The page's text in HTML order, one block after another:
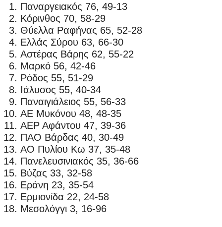
Παναργειακός 76, 49-13
Κόρινθος 70, 58-29
Θύελλα Ραφήνας 65, 52-28
Ελλάς Σύρου 63, 66-30
Αστέρας Βάρης 62, 55-22
Μαρκό 56, 42-46
Ρόδος 55, 51-29
Ιάλυσος 55, 40-34
Παναιγιάλειος 55, 56-33
ΑΕ Μυκόνου 48, 48-35
ΑΕΡ Αφάντου 47, 39-36
ΠΑΟ Βάρδας 40, 30-49
ΑΟ Πυλίου Κω 37, 35-48
Πανελευσινιακός 35, 36-66
Βύζας 33, 32-58
Εράνη 23, 35-54
Ερμιονίδα 22, 24-58
Μεσολόγγι 3, 16-96